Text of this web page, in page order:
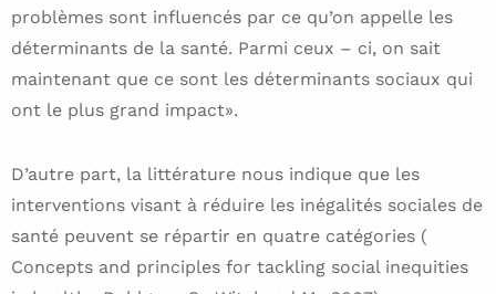
problèmes sont influencés par ce qu’on appelle les
déterminants de la santé. Parmi ceux – ci, on sait
maintenant que ce sont les déterminants sociaux qui
ont le plus grand impact».
D’autre part, la littérature nous indique que les
interventions visant à réduire les inégalités sociales de
santé peuvent se répartir en quatre catégories (
Concepts and principles for tackling social inequities